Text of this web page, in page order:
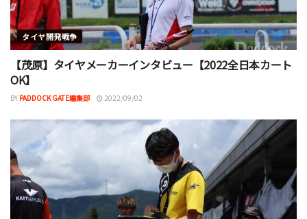
タイヤ開発戦争
【茂原】タイヤメーカーインタビュー【2022全日本カート
OK】
BY PADDOCK GATE編集部 2022/09/02